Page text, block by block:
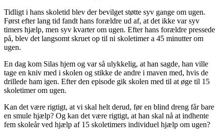
Tidligt i hans skoletid blev der bevilget støtte syv gange om ugen.
Først efter lang tid fandt hans forældre ud af, at det ikke var syv
timers hjælp, men syv kvarter om ugen. Efter hans forældre pressede
på, blev det langsomt skruet op til ni skoletimer a 45 minutter om
ugen.
En dag kom Silas hjem og var så ulykkelig, at han sagde, han ville
tage en kniv med i skolen og stikke de andre i maven med, hvis de
drillede ham igen. Efter den episode gik skolen med til at øge til 15
skoletimer om ugen.
Kan det være rigtigt, at vi skal helt derud, før en blind dreng får bare
en smule hjælp? Og kan det være rigtigt, at han skal nå at indhente
fem skoleår ved hjælp af 15 skoletimers individuel hjælp om ugen?